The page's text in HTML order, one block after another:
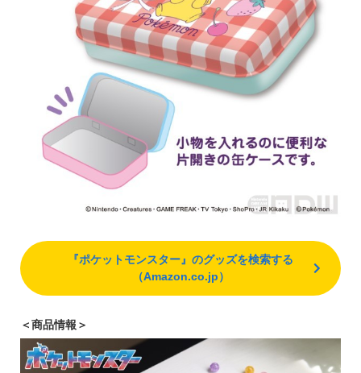
『ポケットモンスター』のグッズを検索する
（Amazon.co.jp）
＜商品情報＞